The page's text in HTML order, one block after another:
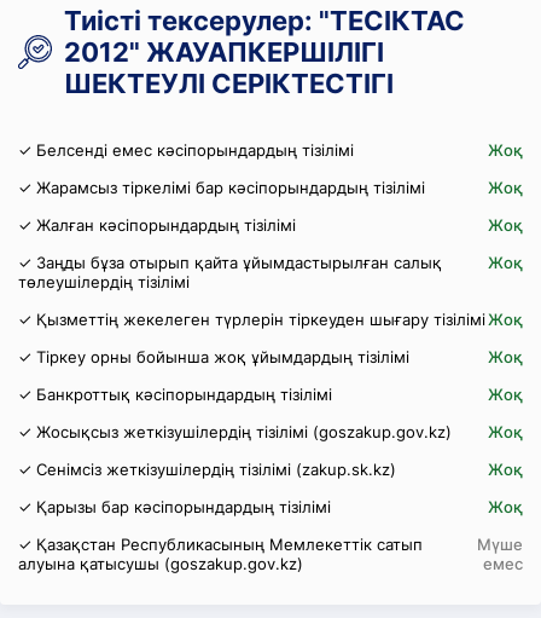
Тиісті тексерулер: "ТЕСІКТАС
2012" ЖАУАПКЕРШІЛІГІ
ШЕКТЕУЛІ СЕРІКТЕСТІГІ
✓ Белсенді емес кәсіпорындардың тізілімі
Жоқ
✓ Жарамсыз тіркелімі бар кәсіпорындардың тізілімі
Жоқ
✓ Жалған кәсіпорындардың тізілімі
Жоқ
✓ Заңды бұза отырып қайта ұйымдастырылған салық
төлеушілердің тізілімі
Жоқ
✓ Қызметтің жекелеген түрлерін тіркеуден шығару тізіліміЖоқ
✓ Тіркеу орны бойынша жоқ ұйымдардың тізілімі
Жоқ
✓ Банкроттық кәсіпорындардың тізілімі
Жоқ
✓ Жосықсыз жеткізушілердің тізілімі (goszakup.gov.kz)
Жоқ
✓ Сенімсіз жеткізушілердің тізілімі (zakup.sk.kz)
Жоқ
✓ Қарызы бар кәсіпорындардың тізілімі
Жоқ
✓ Қазақстан Республикасының Мемлекеттік сатып
алуына қатысушы (goszakup.gov.kz)
Мүше
емес